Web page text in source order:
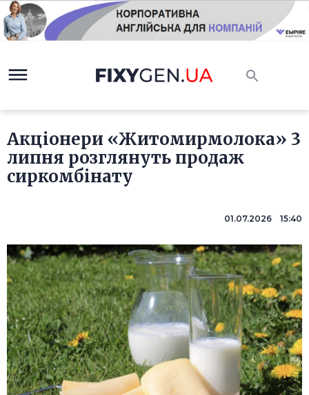
Акціонери «Житомирмолока» 3
липня розглянуть продаж
сиркомбінату
01.07.2026 15:40